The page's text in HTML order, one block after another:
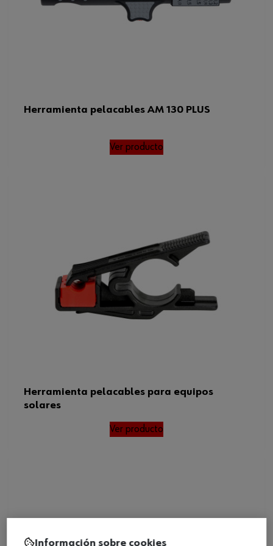
Herramienta pelacables AM 130 PLUS
Ver producto
Herramienta pelacables para equipos
solares
Ver producto
Información sobre cookies